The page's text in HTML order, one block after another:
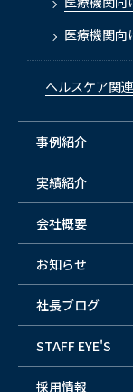
医療機関向
ヘルスケア関
事例紹介
実績紹介
会社概要
お知らせ
社長ブログ
STAFF EYE'S
採用情報